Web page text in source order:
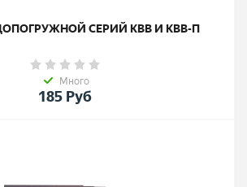
СЕРИЙ КВВ И КВВ-П
Много
185 Руб